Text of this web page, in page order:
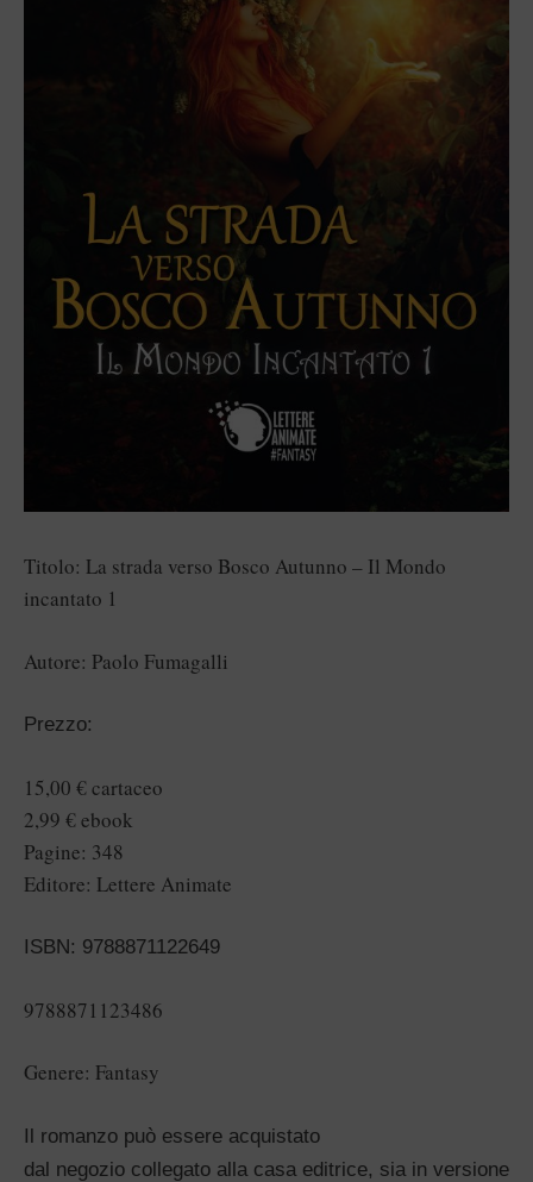
Titolo: La strada verso Bosco Autunno – Il Mondo
incantato 1
Autore: Paolo Fumagalli
Prezzo:
15,00 € cartaceo
2,99 € ebook
Pagine: 348
Editore: Lettere Animate
ISBN: 9788871122649
9788871123486
Genere: Fantasy
Il romanzo può essere acquistato
dal negozio collegato alla casa editrice, sia in versione